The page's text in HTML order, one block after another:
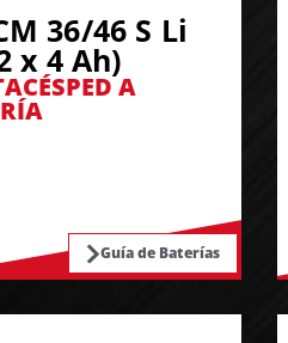
36/46 S Li
x 4 Ah)
A
Guía de Baterías